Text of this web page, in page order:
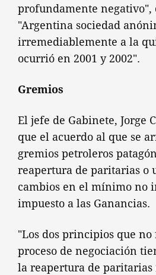
profundamente negativo",
"Argentina sociedad
irremediablemente a la
ocurrió en 2001 y 2002".
Gremios
El jefe de Gabinete, Jorge
que el acuerdo al que se
gremios petroleros
reapertura de paritarias o
cambios en el mínimo no
impuesto a las Ganancias.
"Los dos principios que
proceso de negociación
la reapertura de paritarias